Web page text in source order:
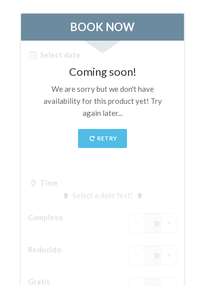
Capillas de los Medici
Museo de San Marcos
Museo Galileo
Jardín de Boboli
La Torre de Arnolfo